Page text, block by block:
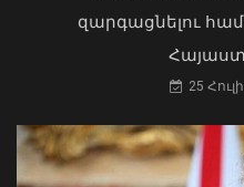
զարգացնելու
25